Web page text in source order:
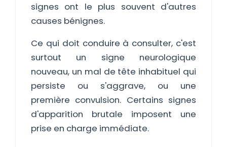
signes ont le plus souvent d'autres
causes bénignes.
Ce qui doit conduire à consulter, c'est
surtout un signe neurologique
nouveau, un mal de tête inhabituel qui
persiste ou s'aggrave, ou une
première convulsion. Certains signes
d'apparition brutale imposent une
prise en charge immédiate.